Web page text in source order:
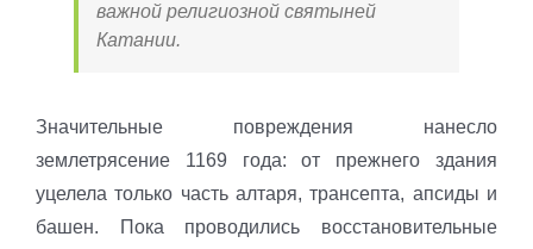
важной религиозной святыней
Катании.
Значительные повреждения нанесло
землетрясение 1169 года: от прежнего здания
уцелела только часть алтаря, трансепта, апсиды и
башен. Пока проводились восстановительные